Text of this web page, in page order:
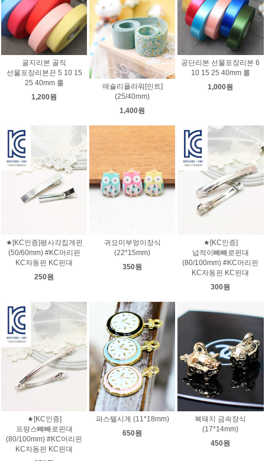
골지리본 골직
선물포장리본끈 5 10 15
25 40mm 롤
1,200원
애슐리플라워[민트]
(25/40mm)
1,400원
공단리본 선물포장리본 6
10 15 25 40mm 롤
1,000원
★[KC인증]평사각집게핀
(50/60mm) #KC머리핀
KC자동핀 KC핀대
250원
귀요미부엉이장식
(22*15mm)
350원
★[KC인증]
넙적이빼빼로핀대
(80/100mm) #KC머리핀
KC자동핀 KC핀대
300원
★[KC인증]
프랑스빼빼로핀대
(80/100mm) #KC머리핀
KC자동핀 KC핀대
파스텔시계 (11*18mm)
650원
복돼지 금속장식
(17*14mm)
450원